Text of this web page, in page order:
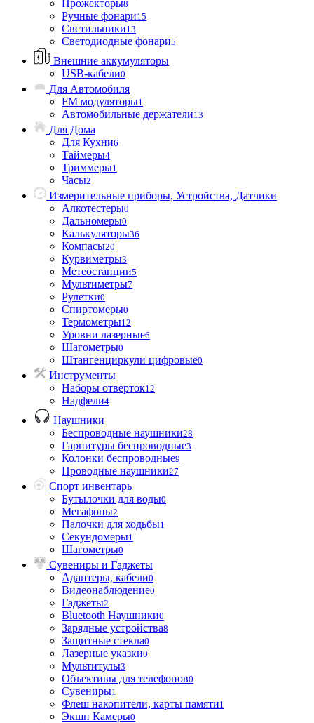
Прожекторы8
Ручные фонари15
Светильники13
Светодиодные фонари5
Внешние аккумуляторы
USB-кабели0
Для Автомобиля
FM модуляторы1
Автомобильные держатели13
Для Дома
Для Кухни6
Таймеры4
Триммеры1
Часы2
Измерительные приборы, Устройства, Датчики
Алкотестеры0
Дальномеры0
Калькуляторы36
Компасы20
Курвиметры3
Метеостанции5
Мультиметры7
Рулетки0
Спиртомеры0
Термометры12
Уровни лазерные6
Шагометры0
Штангенциркули цифровые0
Инструменты
Наборы отверток12
Надфели4
Наушники
Беспроводные наушники28
Гарнитуры беспроводные3
Колонки беспроводные9
Проводные наушники27
Спорт инвентарь
Бутылочки для воды0
Мегафоны2
Палочки для ходьбы1
Секундомеры1
Шагометры0
Сувениры и Гаджеты
Адаптеры, кабели0
Видеонаблюдение0
Гаджеты2
Bluetooth Наушники0
Зарядные устройства8
Защитные стекла0
Лазерные указки0
Мультитулы3
Объективы для телефонов0
Сувениры1
Флеш накопители, карты памяти1
Экшн Камеры0